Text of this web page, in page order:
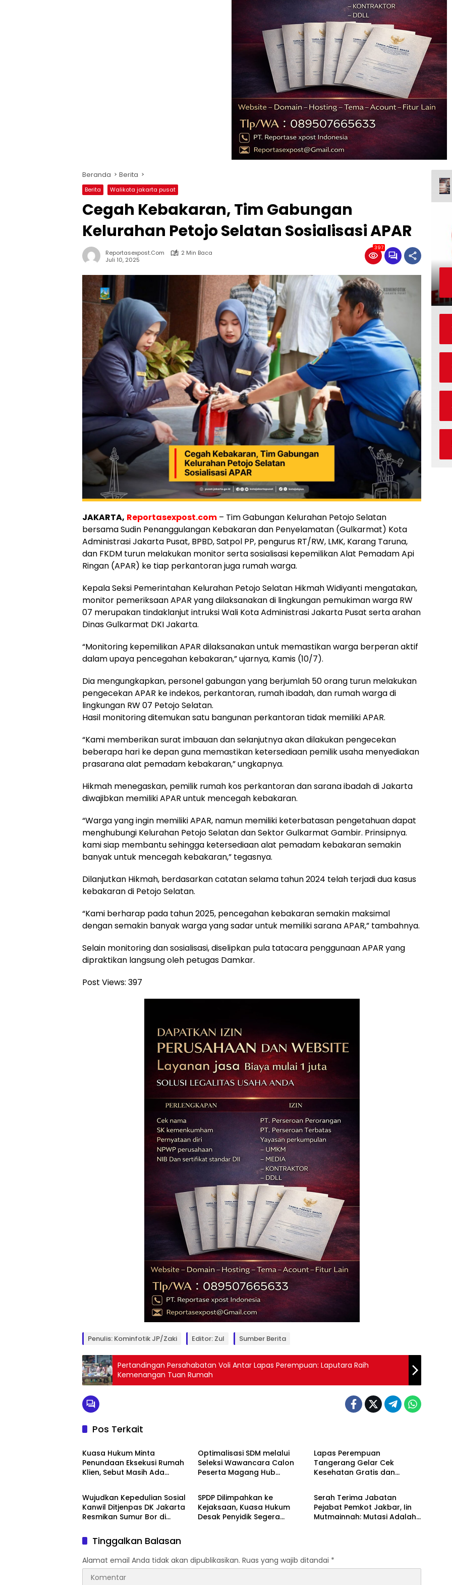
Beranda Berita
Berita Walikota jakarta pusat
Cegah Kebakaran, Tim Gabungan
Kelurahan Petojo Selatan Sosialisasi APAR
Reportasexpost.com
2 Min Baca
Juli 10, 2025
397
JAKARTA, Reportasexpost.com – Tim Gabungan Kelurahan Petojo Selatan
bersama Sudin Penanggulangan Kebakaran dan Penyelamatan (Gulkarmat) Kota
Administrasi Jakarta Pusat, BPBD, Satpol PP, pengurus RT/RW, LMK, Karang Taruna,
dan FKDM turun melakukan monitor serta sosialisasi kepemilikan Alat Pemadam Api
Ringan (APAR) ke tiap perkantoran juga rumah warga.
Kepala Seksi Pemerintahan Kelurahan Petojo Selatan Hikmah Widiyanti mengatakan,
monitor pemeriksaan APAR yang dilaksanakan di lingkungan pemukiman warga RW
07 merupakan tindaklanjut intruksi Wali Kota Administrasi Jakarta Pusat serta arahan
Dinas Gulkarmat DKI Jakarta.
“Monitoring kepemilikan APAR dilaksanakan untuk memastikan warga berperan aktif
dalam upaya pencegahan kebakaran,” ujarnya, Kamis (10/7).
Dia mengungkapkan, personel gabungan yang berjumlah 50 orang turun melakukan
pengecekan APAR ke indekos, perkantoran, rumah ibadah, dan rumah warga di
lingkungan RW 07 Petojo Selatan.
Hasil monitoring ditemukan satu bangunan perkantoran tidak memiliki APAR.
“Kami memberikan surat imbauan dan selanjutnya akan dilakukan pengecekan
beberapa hari ke depan guna memastikan ketersediaan pemilik usaha menyediakan
prasarana alat pemadam kebakaran,” ungkapnya.
Hikmah menegaskan, pemilik rumah kos perkantoran dan sarana ibadah di Jakarta
diwajibkan memiliki APAR untuk mencegah kebakaran.
“Warga yang ingin memiliki APAR, namun memiliki keterbatasan pengetahuan dapat
menghubungi Kelurahan Petojo Selatan dan Sektor Gulkarmat Gambir. Prinsipnya.
kami siap membantu sehingga ketersediaan alat pemadam kebakaran semakin
banyak untuk mencegah kebakaran,” tegasnya.
Dilanjutkan Hikmah, berdasarkan catatan selama tahun 2024 telah terjadi dua kasus
kebakaran di Petojo Selatan.
“Kami berharap pada tahun 2025, pencegahan kebakaran semakin maksimal
dengan semakin banyak warga yang sadar untuk memiliki sarana APAR,” tambahnya.
Selain monitoring dan sosialisasi, diselipkan pula tatacara penggunaan APAR yang
dipraktikan langsung oleh petugas Damkar.
Post Views: 397
Penulis: Kominfotik JP/Zaki Editor: Zul Sumber Berita
Pertandingan Persahabatan Voli Antar Lapas Perempuan: Laputara Raih
Kemenangan Tuan Rumah
Pos Terkait
Berita
Kuasa Hukum Minta
Penundaan Eksekusi Rumah
Klien, Sebut Masih Ada
Optimalisasi SDM melalui
Seleksi Wawancara Calon
Peserta Magang Hub
Lapas Perempuan
Tangerang Gelar Cek
Kesehatan Gratis dan
Warga Binaan
Berita
Wujudkan Kepedulian Sosial
Kanwil Ditjenpas DK Jakarta
Resmikan Sumur Bor di
Berita
SPDP Dilimpahkan ke
Kejaksaan, Kuasa Hukum
Desak Penyidik Segera
Berita
Serah Terima Jabatan
Pejabat Pemkot Jakbar, Iin
Mutmainnah: Mutasi Adalah
Tinggalkan Balasan
Alamat email Anda tidak akan dipublikasikan. Ruas yang wajib ditandai *